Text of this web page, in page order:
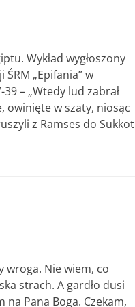
Wykład wygłoszony
„Epifania” w
– „Wtedy lud zabrał
owinięte w szaty, niosąc
z Ramses do Sukkot
wroga. Nie wiem, co
strach. A gardło dusi
na Pana Boga. Czekam,